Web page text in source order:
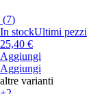
(7)
In stockUltimi pezzi
25,40 €
Aggiungi
Aggiungi
altre varianti